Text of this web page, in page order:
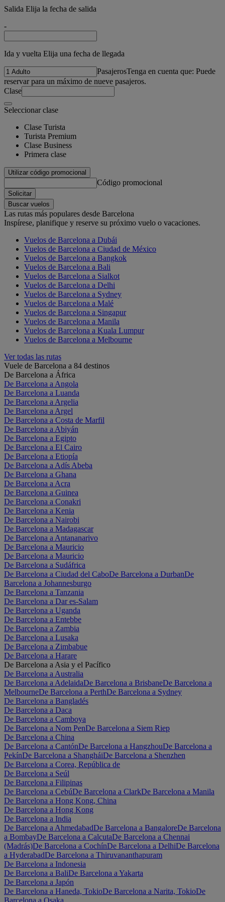
Salida Elija la fecha de salida
-
Ida y vuelta Elija una fecha de llegada
PasajerosTenga en cuenta que: Puede
reservar para un máximo de nueve pasajeros.
Clase
Seleccionar clase
Clase Turista
Turista Premium
Clase Business
Primera clase
Utilizar código promocional
Código promocional
Solicitar
Buscar vuelos
Las rutas más populares desde Barcelona
Inspírese, planifique y reserve su próximo vuelo o vacaciones.
Vuelos de Barcelona a Dubái
Vuelos de Barcelona a Ciudad de México
Vuelos de Barcelona a Bangkok
Vuelos de Barcelona a Bali
Vuelos de Barcelona a Sialkot
Vuelos de Barcelona a Delhi
Vuelos de Barcelona a Sydney
Vuelos de Barcelona a Malé
Vuelos de Barcelona a Singapur
Vuelos de Barcelona a Manila
Vuelos de Barcelona a Kuala Lumpur
Vuelos de Barcelona a Melbourne
Ver todas las rutas
Vuele de Barcelona a 84 destinos
De Barcelona a África
De Barcelona a Angola
De Barcelona a Luanda
De Barcelona a Argelia
De Barcelona a Argel
De Barcelona a Costa de Marfil
De Barcelona a Abiyán
De Barcelona a Egipto
De Barcelona a El Cairo
De Barcelona a Etiopía
De Barcelona a Adís Abeba
De Barcelona a Ghana
De Barcelona a Acra
De Barcelona a Guinea
De Barcelona a Conakri
De Barcelona a Kenia
De Barcelona a Nairobi
De Barcelona a Madagascar
De Barcelona a Antananarivo
De Barcelona a Mauricio
De Barcelona a Mauricio
De Barcelona a Sudáfrica
De Barcelona a Ciudad del CaboDe Barcelona a DurbanDe
Barcelona a Johannesburgo
De Barcelona a Tanzania
De Barcelona a Dar es-Salam
De Barcelona a Uganda
De Barcelona a Entebbe
De Barcelona a Zambia
De Barcelona a Lusaka
De Barcelona a Zimbabue
De Barcelona a Harare
De Barcelona a Asia y el Pacífico
De Barcelona a Australia
De Barcelona a AdelaidaDe Barcelona a BrisbaneDe Barcelona a
MelbourneDe Barcelona a PerthDe Barcelona a Sydney
De Barcelona a Bangladés
De Barcelona a Daca
De Barcelona a Camboya
De Barcelona a Nom PenDe Barcelona a Siem Riep
De Barcelona a China
De Barcelona a CantónDe Barcelona a HangzhouDe Barcelona a
PekínDe Barcelona a ShangháiDe Barcelona a Shenzhen
De Barcelona a Corea, República de
De Barcelona a Seúl
De Barcelona a Filipinas
De Barcelona a CebúDe Barcelona a ClarkDe Barcelona a Manila
De Barcelona a Hong Kong, China
De Barcelona a Hong Kong
De Barcelona a India
De Barcelona a AhmedabadDe Barcelona a BangaloreDe Barcelona
a BombayDe Barcelona a CalcutaDe Barcelona a Chennai
(Madrás)De Barcelona a CochínDe Barcelona a DelhiDe Barcelona
a HyderabadDe Barcelona a Thiruvananthapuram
De Barcelona a Indonesia
De Barcelona a BaliDe Barcelona a Yakarta
De Barcelona a Japón
De Barcelona a Haneda, TokioDe Barcelona a Narita, TokioDe
Barcelona a Osaka